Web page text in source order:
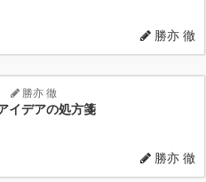
勝亦 徹
勝亦 徹
イデアの処方箋
勝亦 徹